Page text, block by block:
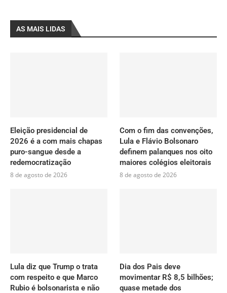
AS MAIS LIDAS
Eleição presidencial de
2026 é a com mais chapas
puro-sangue desde a
redemocratização
8 de agosto de 2026
Com o fim das convenções,
Lula e Flávio Bolsonaro
definem palanques nos oito
maiores colégios eleitorais
8 de agosto de 2026
Lula diz que Trump o trata
com respeito e que Marco
Rubio é bolsonarista e não
Dia dos Pais deve
movimentar R$ 8,5 bilhões;
quase metade dos